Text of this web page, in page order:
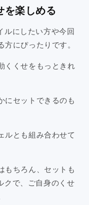
を楽しめる
ルにしたい方や今回
にぴったりです。
くくせをもっときれ
にセットできるのも
ルとも組み合わせて
もちろん、セットも
クで、ご自身のくせ